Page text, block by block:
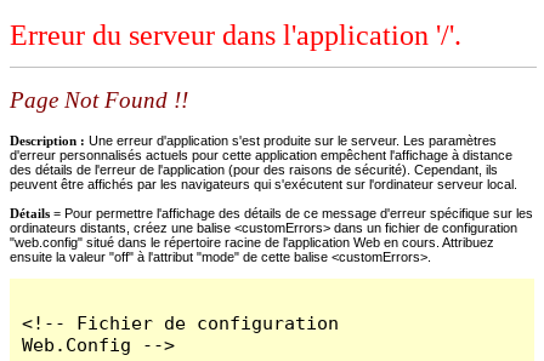
Erreur du serveur dans l'application '/'.
Page Not Found !!
Description : Une erreur d'application s'est produite sur le serveur. Les paramètres
d'erreur personnalisés actuels pour cette application empêchent l'affichage à distance
des détails de l'erreur de l'application (pour des raisons de sécurité). Cependant, ils
peuvent être affichés par les navigateurs qui s'exécutent sur l'ordinateur serveur local.
Détails = Pour permettre l'affichage des détails de ce message d'erreur spécifique sur les
ordinateurs distants, créez une balise <customErrors> dans un fichier de configuration
"web.config" situé dans le répertoire racine de l'application Web en cours. Attribuez
ensuite la valeur "off" à l'attribut "mode" de cette balise <customErrors>.
<!-- Fichier de configuration
Web.Config -->